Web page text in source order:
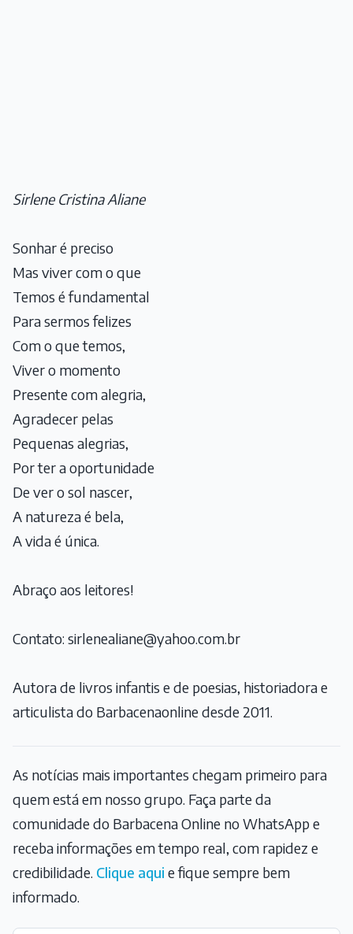
Sirlene Cristina Aliane
Sonhar é preciso
Mas viver com o que
Temos é fundamental
Para sermos felizes
Com o que temos,
Viver o momento
Presente com alegria,
Agradecer pelas
Pequenas alegrias,
Por ter a oportunidade
De ver o sol nascer,
A natureza é bela,
A vida é única.
Abraço aos leitores!
Contato: sirlenealiane@yahoo.com.br
Autora de livros infantis e de poesias, historiadora e
articulista do Barbacenaonline desde 2011.
As notícias mais importantes chegam primeiro para
quem está em nosso grupo. Faça parte da
comunidade do Barbacena Online no WhatsApp e
receba informações em tempo real, com rapidez e
credibilidade. Clique aqui e fique sempre bem
informado.